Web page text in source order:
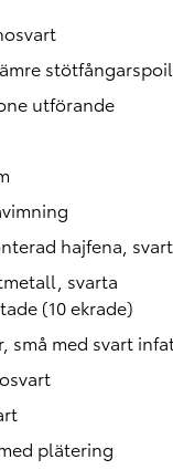
utförande
hajfena, svart
svarta
(10 ekrade)
små med svart
plätering